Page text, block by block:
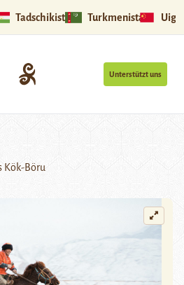
Tadschikistan Turkmenistan
Unterstützt uns
Kök-Böru